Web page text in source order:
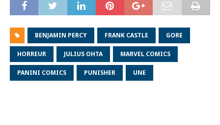
BENJAMIN PERCY FRANK CASTLE GORE
HORREUR JULIUS OHTA MARVEL COMICS
PANINI COMICS PUNISHER UNE